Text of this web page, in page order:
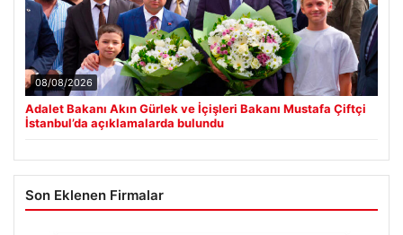
08/08/2026
Adalet Bakanı Akın Gürlek ve İçişleri Bakanı Mustafa Çiftçi
İstanbul’da açıklamalarda bulundu
Son Eklenen Firmalar